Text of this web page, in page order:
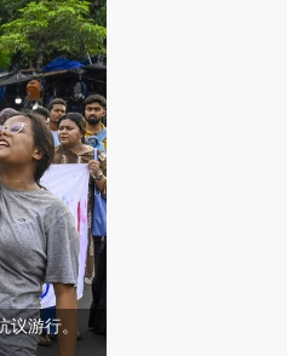
游行。